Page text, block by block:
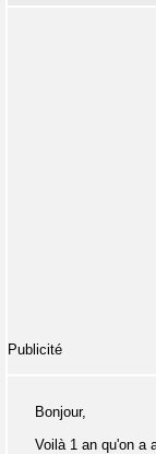
Publicité
Bonjour,
Voilà 1 an qu'on a